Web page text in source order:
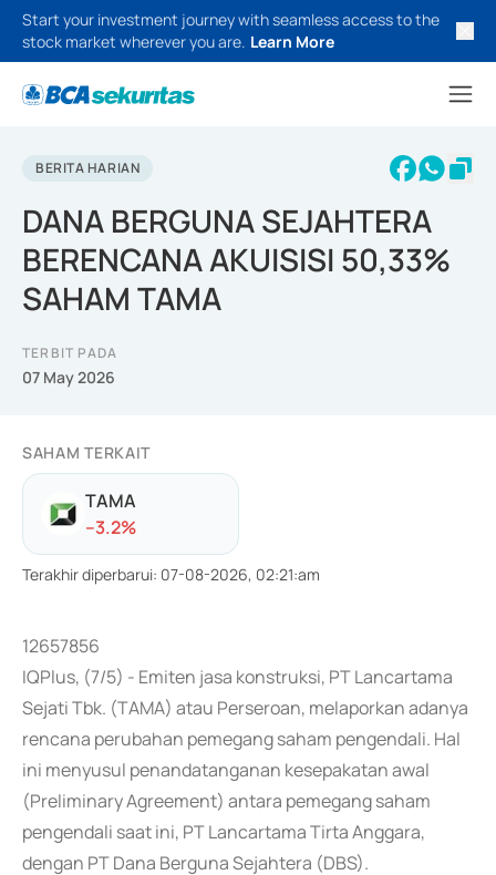
Start your investment journey with seamless access to the
stock market wherever you are. Learn More
BERITA HARIAN
DANA BERGUNA SEJAHTERA
BERENCANA AKUISISI 50,33%
SAHAM TAMA
TERBIT PADA
07 May 2026
SAHAM TERKAIT
TAMA
--3.2%
Terakhir diperbarui: 07-08-2026, 02:21:am
12657856
IQPlus, (7/5) - Emiten jasa konstruksi, PT Lancartama
Sejati Tbk. (TAMA) atau Perseroan, melaporkan adanya
rencana perubahan pemegang saham pengendali. Hal
ini menyusul penandatanganan kesepakatan awal
(Preliminary Agreement) antara pemegang saham
pengendali saat ini, PT Lancartama Tirta Anggara,
dengan PT Dana Berguna Sejahtera (DBS).